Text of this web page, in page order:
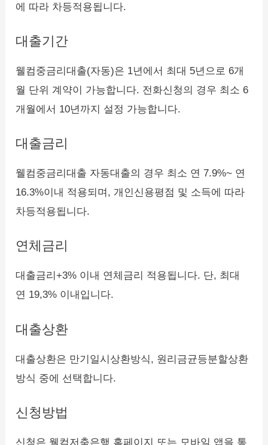
에 따라 차등적용됩니다.
대출기간
웰컴중금리대출(자동)은 1년에서 최대 5년으로 6개
월 단위 계약이 가능합니다. 전화신청의 경우 최소 6
개월에서 10년까지 설정 가능합니다.
대출금리
웰컴중금리대출 자동대출의 경우 최소 연 7.9%~ 연
16.3%이내 적용되며, 개인신용평점 및 소득에 따라
차등적용됩니다.
연체금리
대출금리+3% 이내 연체금리 적용됩니다. 단, 최대
연 19,3% 이내입니다.
대출상환
대출상환은 만기일시상환방식, 원리금균등분할상환
방식 중에 선택합니다.
신청방법
신청은 웰컴저축은행 홈페이지 또는 모바일 앱을 통